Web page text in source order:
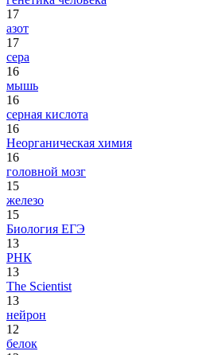
17
азот
17
сера
16
мышь
16
серная кислота
16
Неорганическая химия
16
головной мозг
15
железо
15
Биология ЕГЭ
13
РНК
13
The Scientist
13
нейрон
12
белок